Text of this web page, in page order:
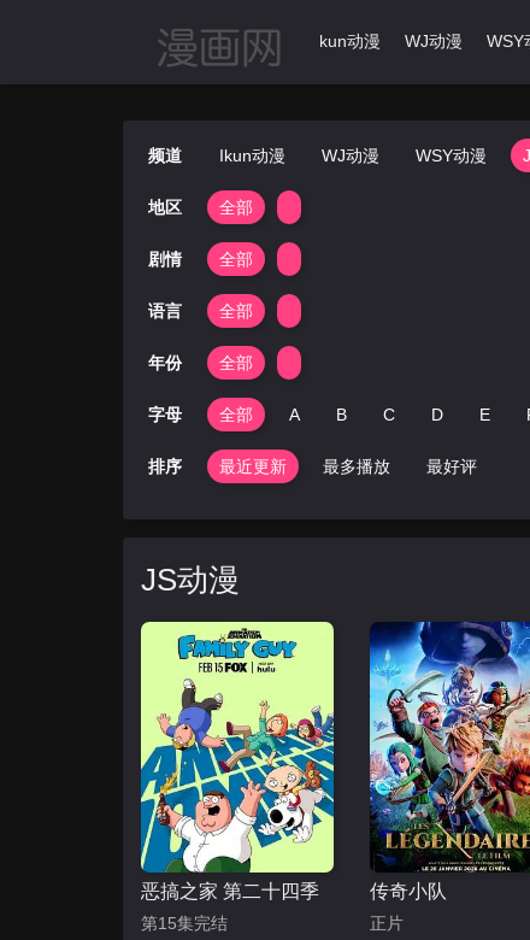
首页 动漫导航 Ikun动漫 WJ动漫 WSY
频道 Ikun动漫 WJ动漫 WSY动漫
地区 全部
剧情 全部
语言 全部
年份 全部
字母 全部 A B C D E
排序 最近更新 最多播放 最好评
JS动漫
恶搞之家 第二十四季
第15集完结
传奇小队
正片